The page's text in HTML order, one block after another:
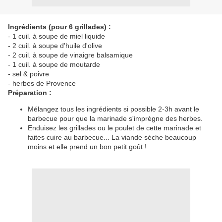
Ingrédients (pour 6 grillades) :
- 1 cuil. à soupe de miel liquide
- 2 cuil. à soupe d'huile d'olive
- 2 cuil. à soupe de vinaigre balsamique
- 1 cuil. à soupe de moutarde
- sel & poivre
- herbes de Provence
Préparation :
Mélangez tous les ingrédients si possible 2-3h avant le
barbecue pour que la marinade s'imprègne des herbes.
Enduisez les grillades ou le poulet de cette marinade et
faites cuire au barbecue... La viande sèche beaucoup
moins et elle prend un bon petit goût !